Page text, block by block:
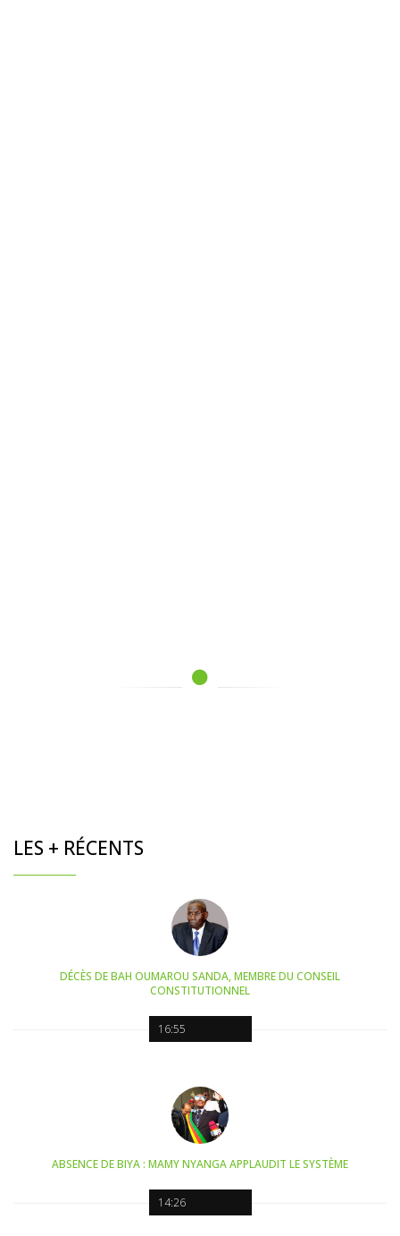
LES + RÉCENTS
16:55
DÉCÈS DE BAH OUMAROU SANDA, MEMBRE DU CONSEIL
CONSTITUTIONNEL
14:26
ABSENCE DE BIYA : MAMY NYANGA APPLAUDIT LE SYSTÈME